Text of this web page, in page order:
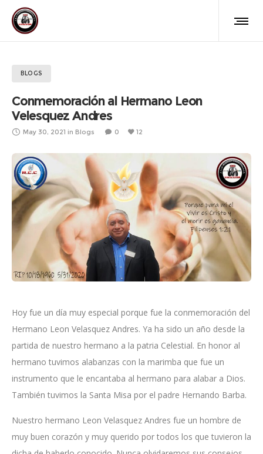
BLOGS
Conmemoración al Hermano Leon
Velesquez Andres
May 30, 2021 in Blogs 0 12
Hoy fue un día muy especial porque fue la conmemoración del
Hermano Leon Velasquez Andres. Ya ha sido un año desde la
partida de nuestro hermano a la patria Celestial. En honor al
hermano tuvimos alabanzas con la marimba que fue un
instrumento que le encantaba al hermano para alabar a Dios.
También tuvimos la Santa Misa por el padre Hernando Barba.
Nuestro hermano Leon Velasquez Andres fue un hombre de
muy buen corazón y muy querido por todos los que tuvieron la